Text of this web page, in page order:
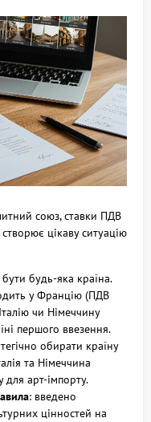
союз, ставки ПДВ
цікаву ситуацію
будь‑яка країна.
у Францію (ПДВ
чи Німеччину
першого ввезення.
обирати країну
та Німеччина
арт‑імпорту.
: введено
цінностей на